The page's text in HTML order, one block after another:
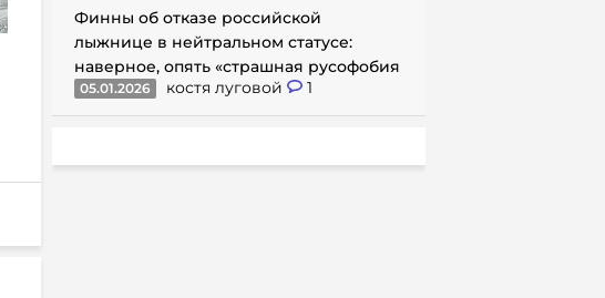
Финны об отказе российской
лыжнице в нейтральном статусе:
наверное, опять «страшная русофобия
05.01.2026 костя луговой 1